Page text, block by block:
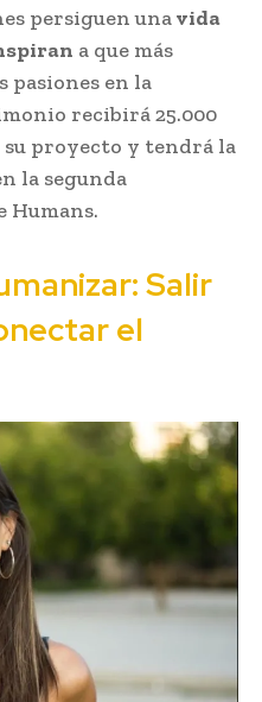
persiguen unavida
a que más
pasiones en la
recibirá 25.000
proyecto y tendrá la
la segunda
Humans.
Salir
el